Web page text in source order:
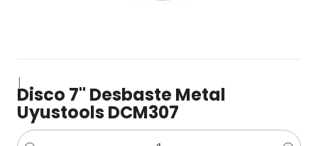
|
Disco 7" Desbaste Metal
Uyustools DCM307